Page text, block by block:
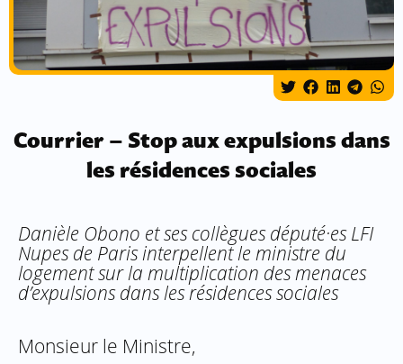
Courrier – Stop aux expulsions dans
les résidences sociales
Danièle Obono et ses collègues député·es LFI
Nupes de Paris interpellent le ministre du
logement sur la multiplication des menaces
d’expulsions dans les résidences sociales
Monsieur le Ministre,